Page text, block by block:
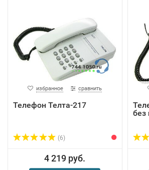
избранное сравнить
Телефон Телта-217
(6)
4 219 руб.
без